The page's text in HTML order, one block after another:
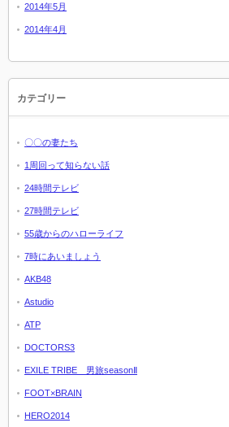
2014年5月
2014年4月
カテゴリー
〇〇の妻たち
1周回って知らない話
24時間テレビ
27時間テレビ
55歳からのハローライフ
7時にあいましょう
AKB48
Astudio
ATP
DOCTORS3
EXILE TRIBE 男旅seasonⅡ
FOOT×BRAIN
HERO2014